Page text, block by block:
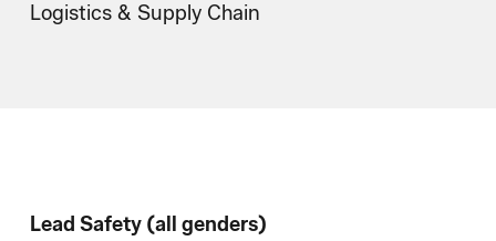
Blog
Logistics & Supply Chain
Lead Safety (all genders)